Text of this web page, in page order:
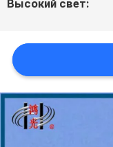
СПРОСИТЕ
ЦИТАТУ
КАРТА
САЙТА
Высокий свет: